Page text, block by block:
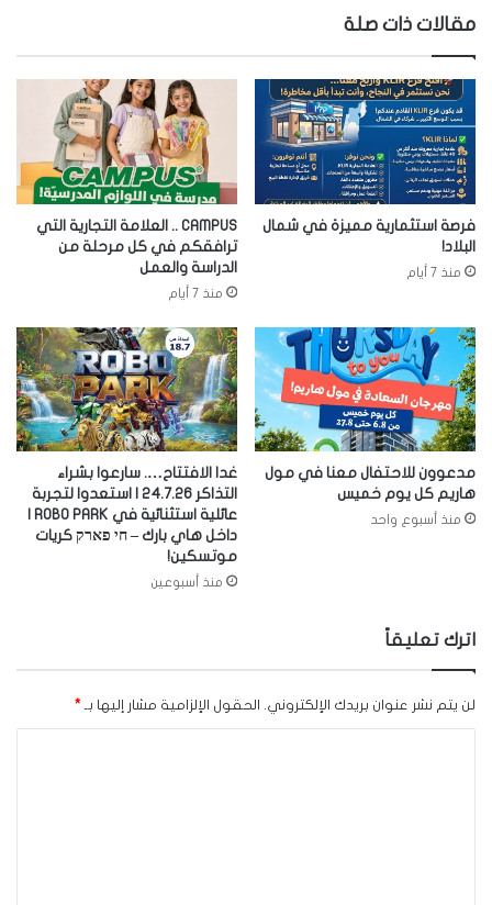
مقالات ذات صلة
فرصة استثمارية مميزة في شمال
البلاد!
منذ 7 أيام
CAMPUS .. العلامة التجارية التي
ترافقكم في كل مرحلة من
الدراسة والعمل
منذ 7 أيام
مدعوون للاحتفال معنا في مول
هاريم كل يوم خميس
منذ أسبوع واحد
غدا الافتتاح…. سارعوا بشراء
التذاكر 24.7.26 | استعدوا لتجربة
داخل هاي بارك – חי פארק كريات
موتسكين!
منذ أسبوعين
اترك تعليقاً
لن يتم نشر عنوان بريدك الإلكتروني. الحقول الإلزامية مشار إليها بـ *